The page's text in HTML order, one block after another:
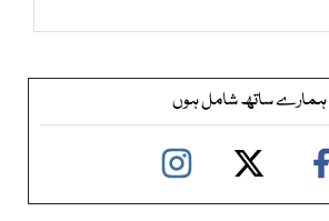
ہمارے ساتھ شامل ہوں